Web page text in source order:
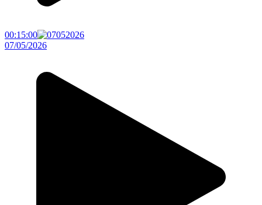
00:15:00
07/05/2026